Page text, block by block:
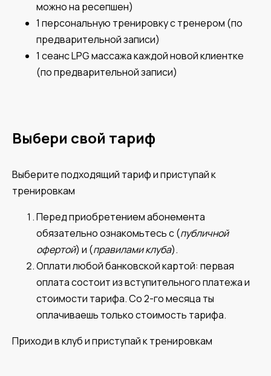
можно на ресепшен)
1 персональную тренировку с тренером (по
предварительной записи)
1 сеанс LPG массажа каждой новой клиентке
(по предварительной записи)
Выбери свой тариф
Выберите подходящий тариф и приступай к
тренировкам
Перед приобретением абонемента
обязательно ознакомьтесь с (публичной
офертой) и (правилами клуба).
Оплати любой банковской картой: первая
оплата состоит из вступительного платежа и
стоимости тарифа. Со 2-го месяца ты
оплачиваешь только стоимость тарифа.
Приходи в клуб и приступай к тренировкам